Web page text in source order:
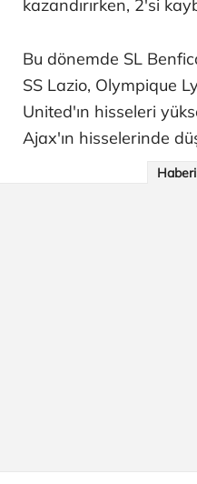
kazandırırken, 2'si
Bu dönemde SL
SS Lazio, Olympique
United'ın hisseleri
Ajax'ın hisselerinde